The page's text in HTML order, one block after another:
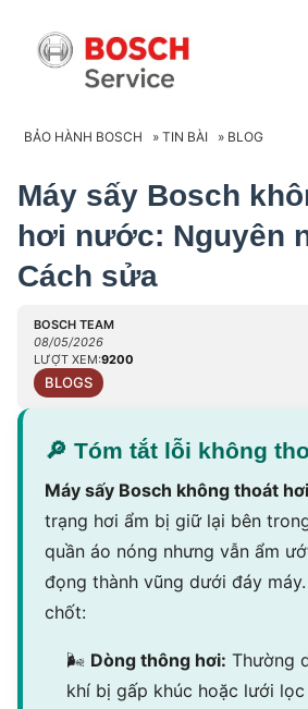
BẢO HÀNH BOSCH » TIN BÀI » BLOG
Máy sấy Bosch
hơi nước: Nguyên
Cách sửa
BOSCH TEAM
08/05/2026
LƯỢT XEM:9200
BLOGS
🔎 Tóm tắt lỗi không
Máy sấy Bosch không thoát
trạng hơi ẩm bị giữ lại bên
quần áo nóng nhưng vẫn ẩm
đọng thành vũng dưới đáy
chốt:
🌬 Dòng thông hơi: Thường
khí bị gấp khúc hoặc lưới